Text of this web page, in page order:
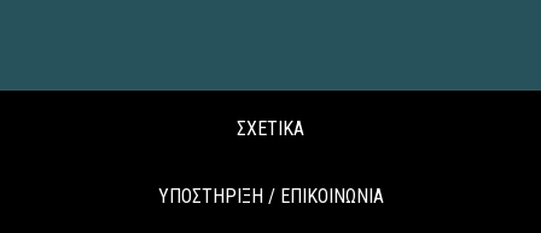
ΣΧΕΤΙΚΑ
ΥΠΟΣΤΗΡΙΞΗ / ΕΠΙΚΟΙΝΩΝΙΑ